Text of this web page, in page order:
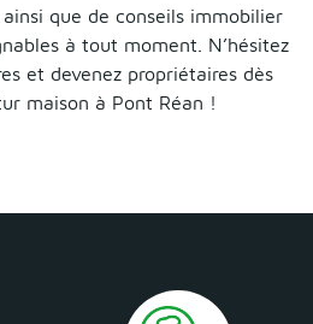
que de conseils immobilier
à tout moment. N’hésitez
et devenez propriétaires dès
maison à Pont Réan !